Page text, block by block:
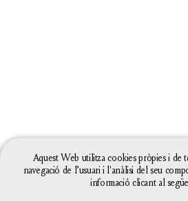
Aquest Web utilitza cookies pròpies i de
navegació de l’usuari i l'anàlisi del seu
informació clicant al